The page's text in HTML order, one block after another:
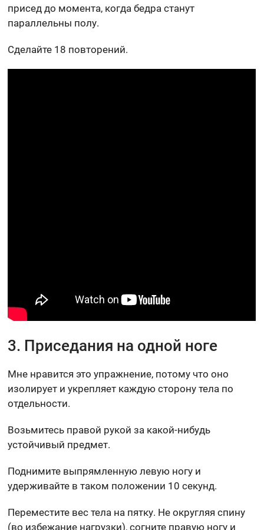
присед до момента, когда бедра станут
параллельны полу.
Сделайте 18 повторений.
3. Приседания на одной ноге
Мне нравится это упражнение, потому что оно
изолирует и укрепляет каждую сторону тела по
отдельности.
Возьмитесь правой рукой за какой-нибудь
устойчивый предмет.
Поднимите выпрямленную левую ногу и
удерживайте в таком положении 10 секунд.
Переместите вес тела на пятку. Не округляя спину
(во избежание нагрузки), согните правую ногу и